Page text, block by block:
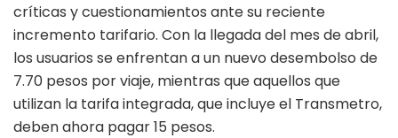
críticas y cuestionamientos ante su reciente
incremento tarifario. Con la llegada del mes de abril,
los usuarios se enfrentan a un nuevo desembolso de
7.70 pesos por viaje, mientras que aquellos que
utilizan la tarifa integrada, que incluye el Transmetro,
deben ahora pagar 15 pesos.